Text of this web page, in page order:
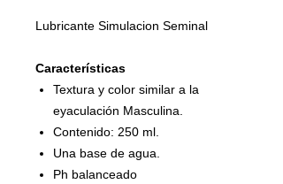
Lubricante Simulacion Seminal
Características
Textura y color similar a la
eyaculación Masculina.
Contenido: 250 ml.
Una base de agua.
Ph balanceado